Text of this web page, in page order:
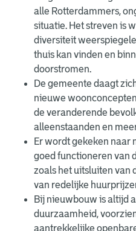
alle Rotterdammers,
situatie. Het streven is
diversiteit
thuis kan vinden en
doorstromen.
De gemeente daagt
nieuwe
de veranderende
alleenstaanden en
Er wordt gekeken naar
goed functioneren van
zoals het uitsluiten van
van redelijke
Bij nieuwbouw is altijd
duurzaamheid,
aantrekkelijke